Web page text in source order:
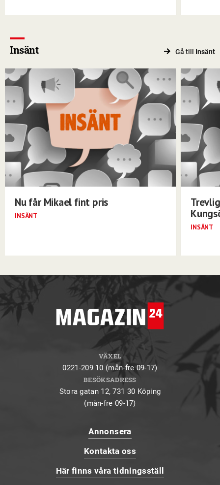
Insänt Gå till Insänt
Nu får Mikael fint pris
INSÄNT
INSÄNT
VÄXEL
0221-209 10 (mån-fre 09-17)
BESÖKSADRESS
Stora gatan 12, 731 30 Köping
(mån-fre 09-17)
Annonsera
Kontakta oss
Här finns våra tidningsställ